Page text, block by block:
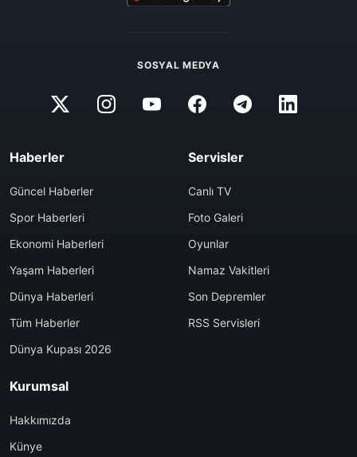
SOSYAL MEDYA
Haberler
Güncel Haberler
Spor Haberleri
Ekonomi Haberleri
Yaşam Haberleri
Dünya Haberleri
Tüm Haberler
Dünya Kupası 2026
Servisler
Canlı TV
Foto Galeri
Oyunlar
Namaz Vakitleri
Son Depremler
RSS Servisleri
Kurumsal
Hakkımızda
Künye